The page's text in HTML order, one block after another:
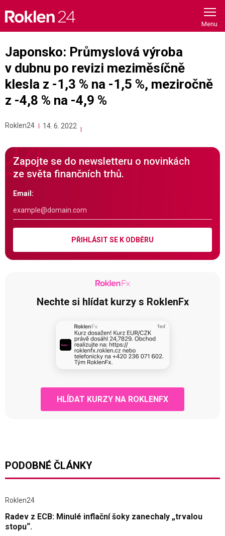
content
Japonsko: Průmyslová výroba
v dubnu po revizi meziměsíčně
klesla z -1,3 % na -1,5 %, meziročně
z -4,8 % na -4,9 %
Roklen24 14. 6. 2022
Zapojte se do newsletteru o novinkách
ze světa finančních trhů.
Email:
PŘIHLÁSIT SE K ODBĚRU
Nechte si hlídat kurzy s RoklenFx
HLÍDAT KURZY NA ROKLENFX
PODOBNÉ ČLÁNKY
Roklen24
Radev z ECB: Minulé inflační šoky zanechaly „trvalou
stopu“.